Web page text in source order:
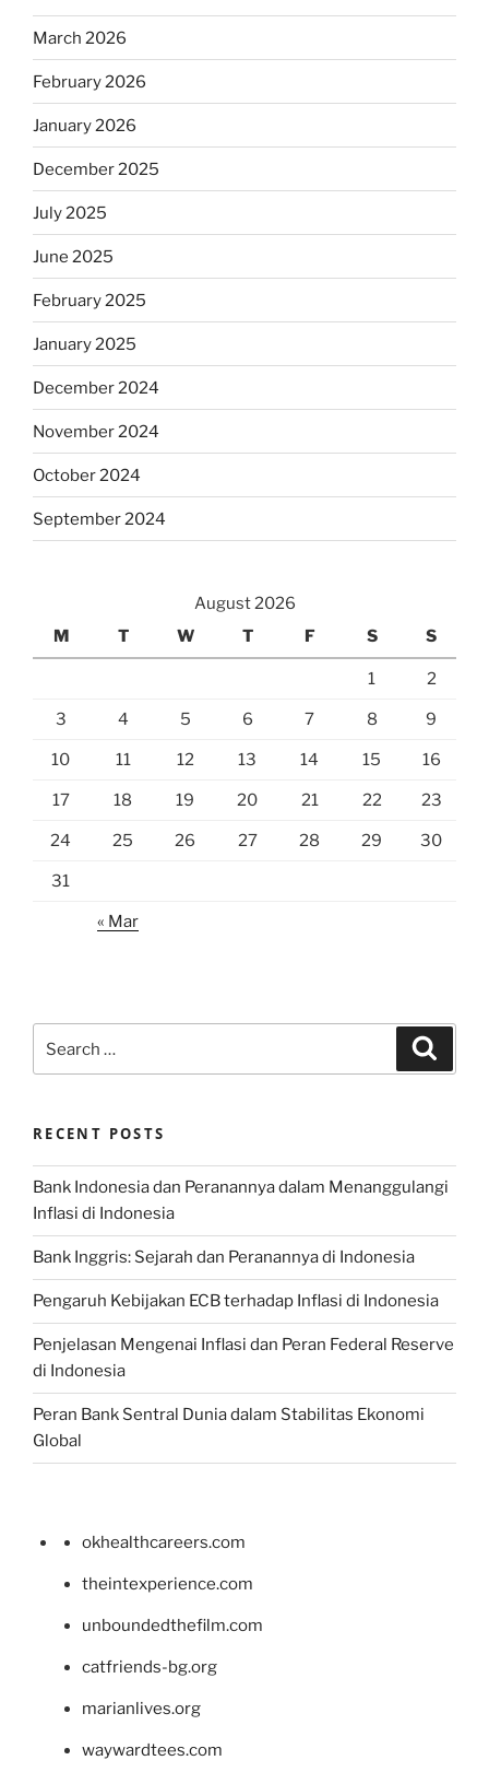
March 2026
February 2026
January 2026
December 2025
July 2025
June 2025
February 2025
January 2025
December 2024
November 2024
October 2024
September 2024
August 2026
M
T W T F S S
1 2
3 4 5 6 7 8 9
10 11 12 13 14 15 16
17 18 19 20 21 22 23
24 25 26 27 28 29 30
31
« Mar
for:
RECENT POSTS
Bank Indonesia dan Peranannya dalam Menanggulangi
Inflasi di Indonesia
Bank Inggris: Sejarah dan Peranannya di Indonesia
Pengaruh Kebijakan ECB terhadap Inflasi di Indonesia
Penjelasan Mengenai Inflasi dan Peran Federal Reserve
di Indonesia
Peran Bank Sentral Dunia dalam Stabilitas Ekonomi
Global
okhealthcareers.com
theintexperience.com
unboundedthefilm.com
catfriends-bg.org
marianlives.org
waywardtees.com